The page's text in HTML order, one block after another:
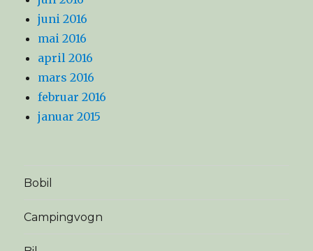
juni 2016
mai 2016
april 2016
mars 2016
februar 2016
januar 2015
Bobil
Campingvogn